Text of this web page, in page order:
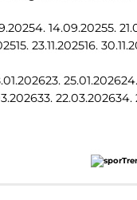
4. 14.09.20255.
15. 23.11.202516.
23. 25.01.202624.
33. 22.03.202634.